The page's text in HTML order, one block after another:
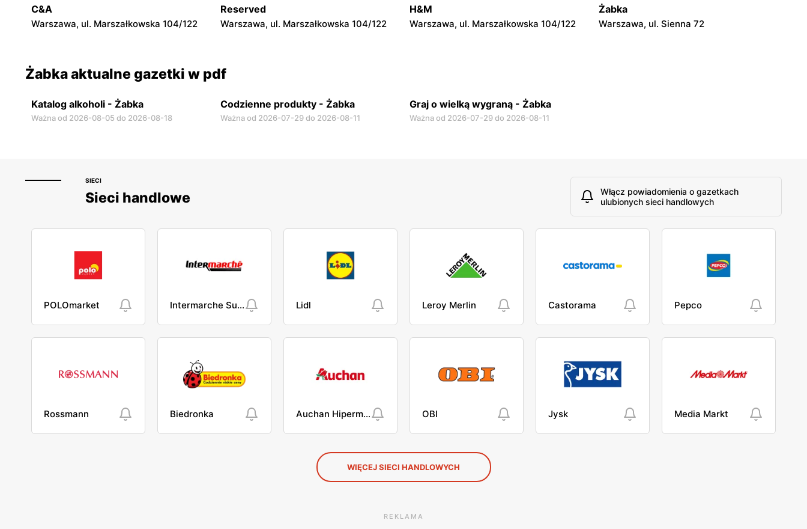
C&A
Warszawa, ul. Marszałkowska 104/122
Reserved
Warszawa, ul. Marszałkowska 104/122
H&M
Warszawa, ul. Marszałkowska 104/122
Żabka
Warszawa, ul. Sienna 72
Żabka aktualne gazetki w pdf
Katalog alkoholi - Żabka
Ważna od 2026-08-05 do 2026-08-18
Codzienne produkty - Żabka
Ważna od 2026-07-29 do 2026-08-11
Graj o wielką wygraną - Żabka
Ważna od 2026-07-29 do 2026-08-11
SIECI
Sieci handlowe
Włącz powiadomienia o gazetkach
ulubionych sieci handlowych
POLOmarket Intermarche Super Lidl Leroy Merlin Castorama Pepco
Rossmann Biedronka Auchan Hipermarket OBI Jysk Media Markt
WIĘCEJ SIECI HANDLOWYCH
REKLAMA